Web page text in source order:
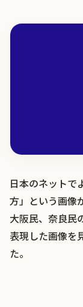
日本のネットで
方」という画像
大阪民、奈良民
表現した画像を
た。